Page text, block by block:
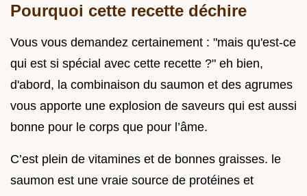
Pourquoi cette recette déchire
Vous vous demandez certainement : "mais qu'est-ce
qui est si spécial avec cette recette ?" eh bien,
d'abord, la combinaison du saumon et des agrumes
vous apporte une explosion de saveurs qui est aussi
bonne pour le corps que pour l’âme.
C’est plein de vitamines et de bonnes graisses. le
saumon est une vraie source de protéines et